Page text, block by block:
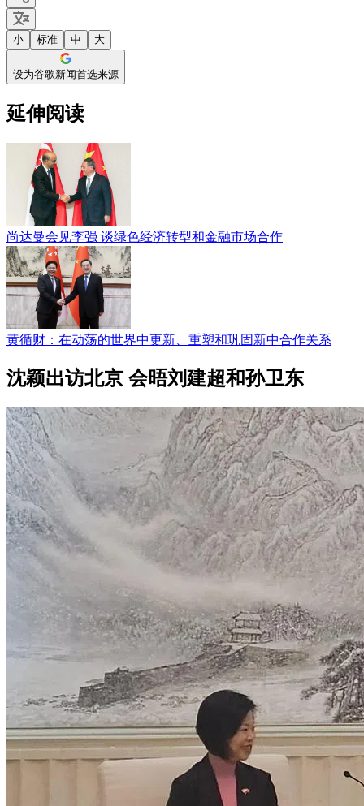
小 标准 中 大
设为谷歌新闻首选来源
延伸阅读
尚达曼会见李强 谈绿色经济转型和金融市场合作
黄循财：在动荡的世界中更新、重塑和巩固新中合作关系
沈颖出访北京 会晤刘建超和孙卫东